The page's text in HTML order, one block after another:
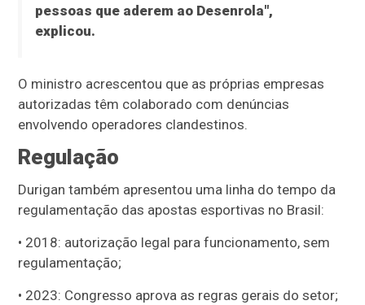
pessoas que aderem ao Desenrola",
explicou.
O ministro acrescentou que as próprias empresas
autorizadas têm colaborado com denúncias
envolvendo operadores clandestinos.
Regulação
Durigan também apresentou uma linha do tempo da
regulamentação das apostas esportivas no Brasil:
• 2018: autorização legal para funcionamento, sem
regulamentação;
• 2023: Congresso aprova as regras gerais do setor;